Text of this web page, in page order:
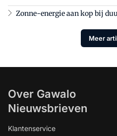
Zonne-energie aan kop bij
Meer
Over Gawalo
Nieuwsbrieven
Klantenservice